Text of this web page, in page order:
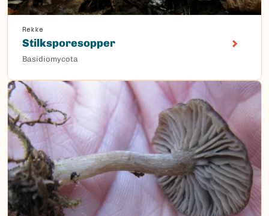
Rekke
Stilksporesopper
Basidiomycota